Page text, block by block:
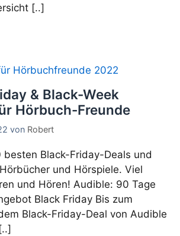
[..]
& Black-Week
Hörbuch-Freunde
von Robert
besten Black-Friday-Deals und
und Hörspiele. Viel
und Hören! Audible: 90 Tage
Black Friday Bis zum
Black-Friday-Deal von Audible